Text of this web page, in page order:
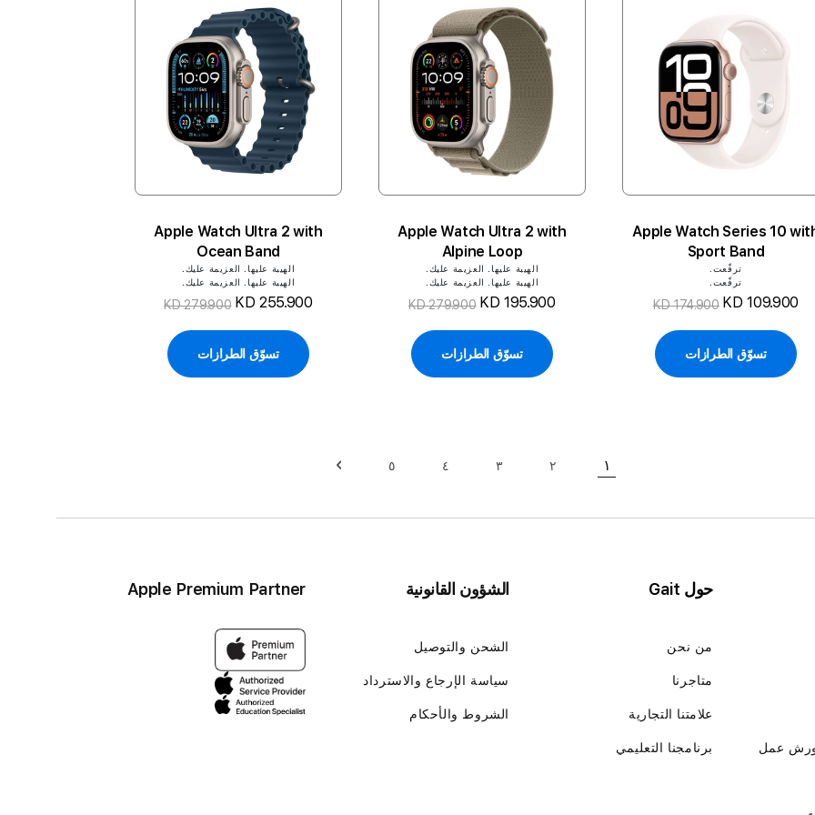
Apple Watch Series 10
Sport Band
ترفّعت.
ترفّعت.
KD 109.900
KD 174.900
تسوّق الطرازات
Apple Watch Ultra 2 with
Alpine Loop
الهيبة عليها. العزيمة عليك.
الهيبة عليها. العزيمة عليك.
KD 195.900
KD 279.900
تسوّق الطرازات
Apple Watch Ultra 2 with
Ocean Band
الهيبة عليها. العزيمة عليك.
الهيبة عليها. العزيمة عليك.
KD 255.900
KD 279.900
تسوّق الطرازات
حاليا انت تقرأ الصفحة
١ ٢ ٣ ٤ ٥
عمل
حول Gait
من نحن
متاجرنا
علامتنا التجارية
برنامجنا التعليمي
الشؤون القانونية
الشحن والتوصيل
سياسة الإرجاع والاسترداد
الشروط والأحكام
Apple Premium Partner